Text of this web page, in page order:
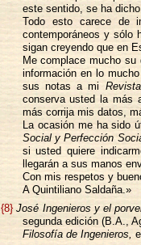
este sentido, se ha
Todo esto carece de
contemporáneos y sólo
sigan creyendo que en
Me complace mucho
información en lo
sus notas a mi
conserva usted la más
más corrija mis datos,
La ocasión me ha sido
Social y Perfección
si usted quiere
llegarán a sus manos
Con mis respetos y
A Quintiliano Saldaña.»
{8} José Ingenieros y el
segunda edición (B.A.,
Filosofía de Ingenieros,